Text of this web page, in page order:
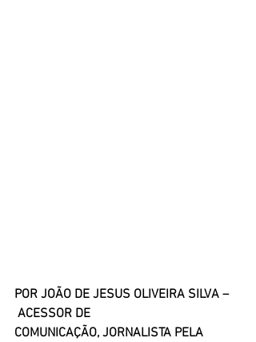
POR JOÃO DE JESUS OLIVEIRA SILVA –
ACESSOR DE
COMUNICAÇÃO, JORNALISTA PELA